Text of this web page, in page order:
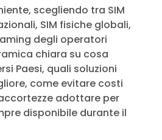
scegliendo tra SIM
SIM fisiche globali,
degli operatori
chiara su cosa
Paesi, quali soluzioni
come evitare costi
adottare per
disponibile durante il